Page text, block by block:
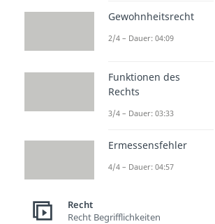
Jetzt kennst du schon
von
Arbeitsrecht
Bereiche gleich im
Gewohnheitsrecht
2/4 – Dauer: 04:09
Funktionen des
Rechts
3/4 – Dauer: 03:33
Ermessensfehler
4/4 – Dauer: 04:57
Recht
Recht Begrifflichkeiten